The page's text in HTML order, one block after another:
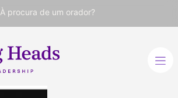
À procura de um orador?